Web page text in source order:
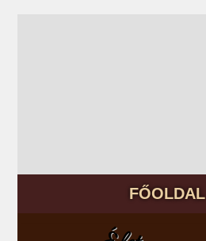
FŐOLDAL